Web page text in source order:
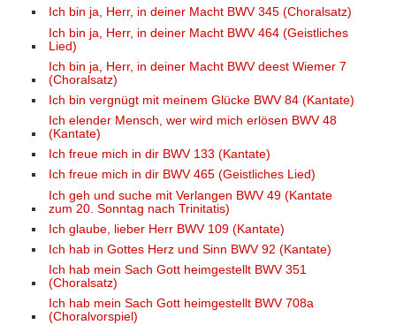
Ich bin ja, Herr, in deiner Macht BWV 345 (Choralsatz)
Ich bin ja, Herr, in deiner Macht BWV 464 (Geistliches
Lied)
Ich bin ja, Herr, in deiner Macht BWV deest Wiemer 7
(Choralsatz)
Ich bin vergnügt mit meinem Glücke BWV 84 (Kantate)
Ich elender Mensch, wer wird mich erlösen BWV 48
(Kantate)
Ich freue mich in dir BWV 133 (Kantate)
Ich freue mich in dir BWV 465 (Geistliches Lied)
Ich geh und suche mit Verlangen BWV 49 (Kantate
zum 20. Sonntag nach Trinitatis)
Ich glaube, lieber Herr BWV 109 (Kantate)
Ich hab in Gottes Herz und Sinn BWV 92 (Kantate)
Ich hab mein Sach Gott heimgestellt BWV 351
(Choralsatz)
Ich hab mein Sach Gott heimgestellt BWV 708a
(Choralvorspiel)